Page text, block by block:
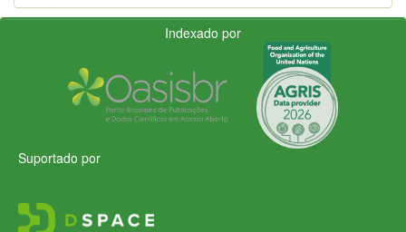
Indexado por
Suportado por